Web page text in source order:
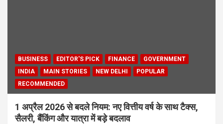
BUSINESS EDITOR'S PICK FINANCE
GOVERNMENT
INDIA
MAIN STORIES NEW DELHI
POPULAR
RECOMMENDED
1 अप्रैल 2026 से बदले नियम: नए वित्तीय वर्ष के साथ टैक्स,
सैलरी, बैंकिंग और यात्रा में बड़े बदलाव